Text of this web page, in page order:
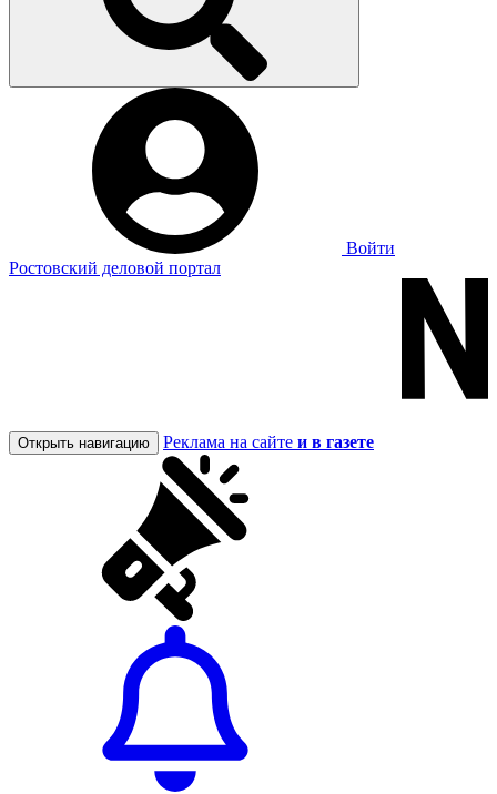
Войти
Ростовский деловой портал
Открыть навигацию Реклама на сайте и в газете